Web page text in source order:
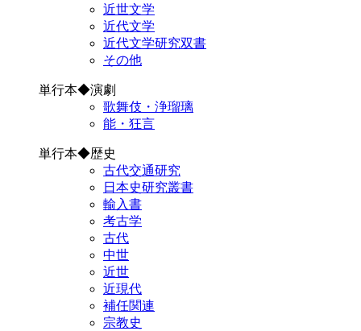
近世文学
近代文学
近代文学研究双書
その他
単行本◆演劇
歌舞伎・浄瑠璃
能・狂言
単行本◆歴史
古代交通研究
日本史研究叢書
輸入書
考古学
古代
中世
近世
近現代
補任関連
宗教史